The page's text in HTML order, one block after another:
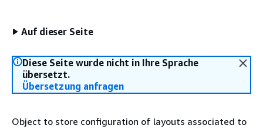
Auf dieser Seite
Diese Seite wurde nicht in Ihre Sprache
übersetzt.
Übersetzung anfragen
Object to store configuration of layouts associated to